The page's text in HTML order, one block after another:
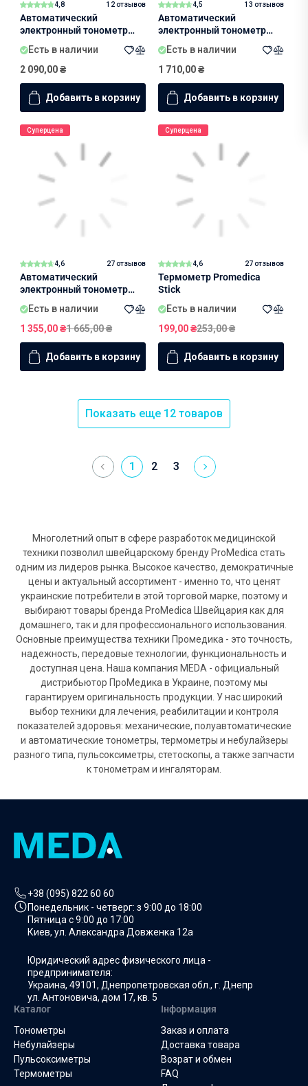
4,8 12 отзывов
Автоматический
электронный тонометр
ProMedica Superb
Есть в наличии
2 090,00₴
Добавить в корзину
4,5 13 отзывов
Автоматический
электронный тонометр
ProMedicaExpert
Есть в наличии
1 710,00₴
Добавить в корзину
Суперцена
4,6 27 отзывов
Автоматический
электронный тонометр
ProMedica Classic
Есть в наличии
1 355,00₴1 665,00₴
Добавить в корзину
Суперцена
4,6 27 отзывов
Термометр Promedica
Stick
Есть в наличии
199,00₴253,00₴
Добавить в корзину
Показать еще 12 товаров
1 2 3
Многолетний опыт в сфере разработок медицинской
техники позволил швейцарскому бренду ProMedica стать
одним из лидеров рынка. Высокое качество, демократичные
цены и актуальный ассортимент - именно то, что ценят
украинские потребители в этой торговой марке, поэтому и
выбирают товары бренда ProMedica Швейцария как для
домашнего, так и для профессионального использования.
Основные преимущества техники Промедика - это точность,
надежность, передовые технологии, функциональность и
доступная цена. Наша компания MEDA - официальный
дистрибьютор ПроМедика в Украине, поэтому мы
гарантируем оригинальность продукции. У нас широкий
выбор техники для лечения, реабилитации и контроля
показателей здоровья: механические, полуавтоматические
и автоматические тонометры, термометры и небулайзеры
разного типа, пульсоксиметры, стетоскопы, а также запчасти
к тонометрам и ингаляторам.
+38 (095) 822 60 60
Понедельник - четверг: з 9:00 до 18:00
Пятница с9:00 до 17:00
Киев, ул. Александра Довженка 12а
Юридический адрес физического лица -
предпринимателя:
Украина, 49101, Днепропетровская обл., г. Днепр
ул. Антоновича, дом 17, кв. 5
Каталог
Тонометры
Небулайзеры
Пульсоксиметры
Термометры
Інформация
Заказ и оплата
Доставка товара
Возрат и обмен
FAQ